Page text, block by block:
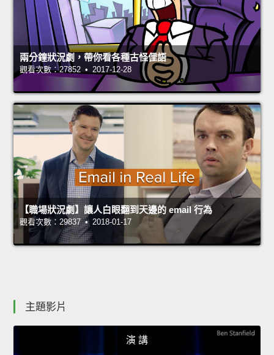
兩分鐘狀況劇，帶你看各種古怪俚語
觀看次數：27852 • 2017-12-28
【職場狀況劇】讓人白眼翻到天邊的 email 行為
觀看次數：29837 • 2018-01-17
主題影片
演 講